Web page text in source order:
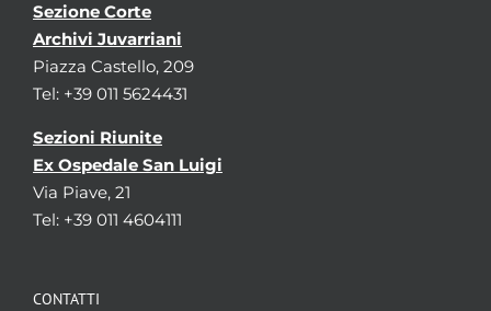
Sezione Corte
Archivi Juvarriani
Piazza Castello, 209
Tel: +39 011 5624431
Sezioni Riunite
Ex Ospedale San Luigi
Via Piave, 21
Tel: +39 011 4604111
CONTATTI